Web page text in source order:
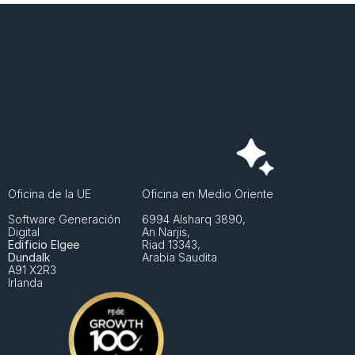
Oficina de la UE
Software Generación
Digital
Edificio Elgee
Dundalk
A91 X2R3
Irlanda
Oficina en Medio Oriente
6994 Alsharq 3890,
An Narjis,
Riad 13343,
Arabia Saudita